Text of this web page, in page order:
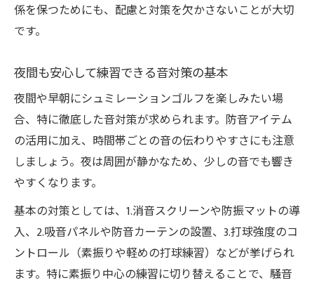
係を保つためにも、配慮と対策を欠かさないことが大切
です。
夜間も安心して練習できる音対策の基本
夜間や早朝にシュミレーションゴルフを楽しみたい場
合、特に徹底した音対策が求められます。防音アイテム
の活用に加え、時間帯ごとの音の伝わりやすさにも注意
しましょう。夜は周囲が静かなため、少しの音でも響き
やすくなります。
基本の対策としては、1.消音スクリーンや防振マットの導
入、2.吸音パネルや防音カーテンの設置、3.打球強度のコ
ントロール（素振りや軽めの打球練習）などが挙げられ
ます。特に素振り中心の練習に切り替えることで、騒音